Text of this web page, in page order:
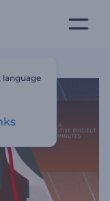
language